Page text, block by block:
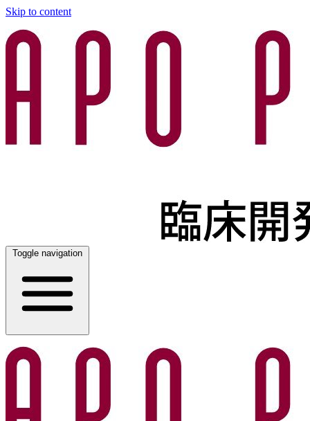
Skip to content
Toggle navigation